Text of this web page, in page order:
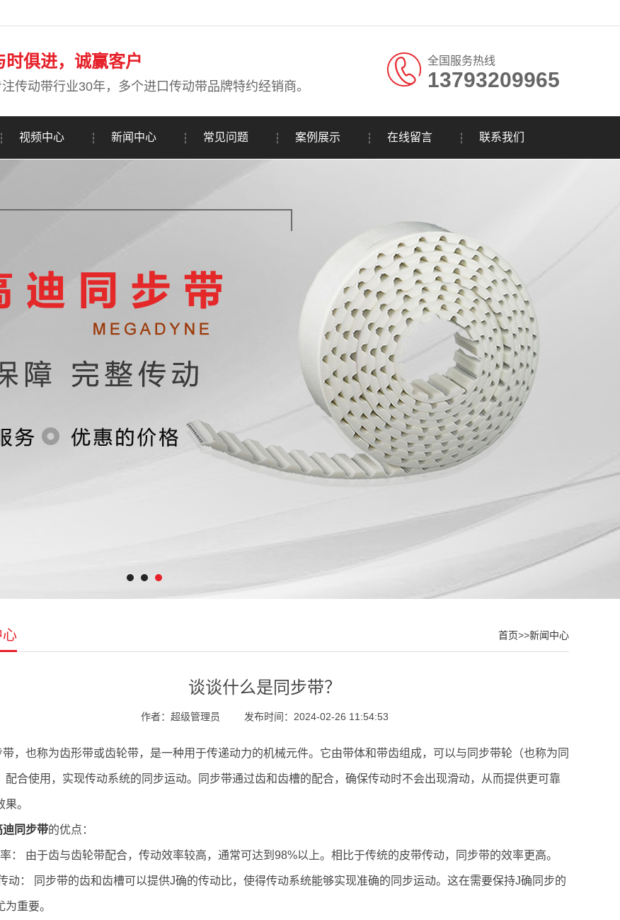
时俱进，诚赢客户
注传动带行业30年，多个进口传动带品牌特约经销商。
全国服务热线
13793209965
视频中心 新闻中心 常见问题 案例展示 在线留言 联系我们
心 首页>>新闻中心
谈谈什么是同步带？
作者：超级管理员 发布时间：2024-02-26 11:54:53
带，也称为齿形带或齿轮带，是一种用于传递动力的机械元件。它由带体和带齿组成，可以与同步带轮（也称为同
配合使用，实现传动系统的同步运动。同步带通过齿和齿槽的配合，确保传动时不会出现滑动，从而提供更可靠
。
迪同步带的优点：
： 由于齿与齿轮带配合，传动效率较高，通常可达到98%以上。相比于传统的皮带传动，同步带的效率更高。
动： 同步带的齿和齿槽可以提供J确的传动比，使得传动系统能够实现准确的同步运动。这在需要保持J确同步的
为重要。